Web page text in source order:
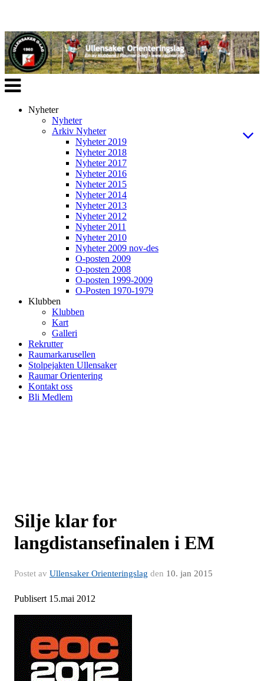
Veksle
navigasjon
Nyheter
Nyheter
Arkiv Nyheter
Nyheter 2019
Nyheter 2018
Nyheter 2017
Nyheter 2016
Nyheter 2015
Nyheter 2014
Nyheter 2013
Nyheter 2012
Nyheter 2011
Nyheter 2010
Nyheter 2009 nov-des
O-posten 2009
O-posten 2008
O-posten 1999-2009
O-Posten 1970-1979
Klubben
Klubben
Kart
Galleri
Rekrutter
Raumarkarusellen
Stolpejakten Ullensaker
Raumar Orientering
Kontakt oss
Bli Medlem
Silje klar for
langdistansefinalen i EM
Postet av Ullensaker Orienteringslag den 10. jan 2015
Publisert 15.mai 2012